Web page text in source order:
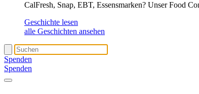
CalFresh, Snap, EBT, Essensmarken? Unser Food
Geschichte lesen
alle Geschichten ansehen
Spenden
Spenden